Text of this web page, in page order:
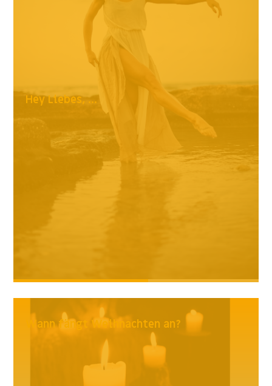
Hey Liebes, ...
Wann fängt Weihnachten an?